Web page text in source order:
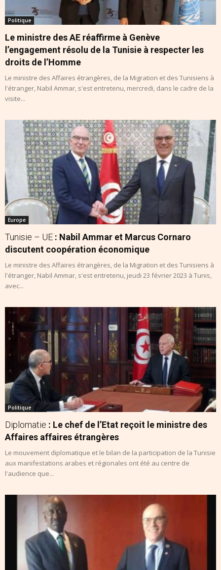
Politique
Le ministre des AE réaffirme à Genève
l’engagement résolu de la Tunisie à respecter les
droits de l’Homme
Le ministre des Affaires étrangères, de la Migration et des Tunisiens à
l'étranger, Nabil Ammar, s'est entretenu, mercredi, dans le cadre de la
visite...
Europe
Tunisie – UE : Nabil Ammar et Marcus Cornaro
discutent coopération économique
Le ministre des Affaires étrangères, de la Migration et des Tunisiens à
l'étranger, Nabil Ammar, s'est entretenu, jeudi 23 février 2023 à Tunis,
avec...
Politique
Diplomatie : Le chef de l’Etat reçoit le ministre des
Affaires affaires étrangères
Le mouvement diplomatique et le bilan de la participation de la Tunisie
aux manifestations arabes et régionales ont été au centre de
l'audience que...